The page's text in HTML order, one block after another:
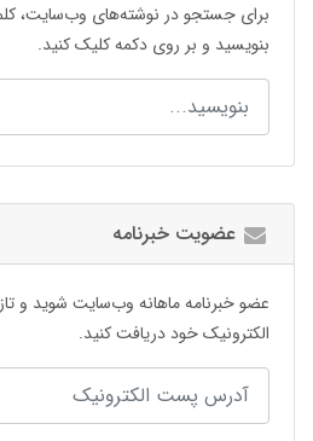
برای جستجو در نوشته‌های وب‌سایت،
بنویسید و بر روی دکمه کلیک کنید.
عضویت خبرنامه
عضو خبرنامه ماهانه وب‌سایت شوید و
الکترونیک خود دریافت کنید.